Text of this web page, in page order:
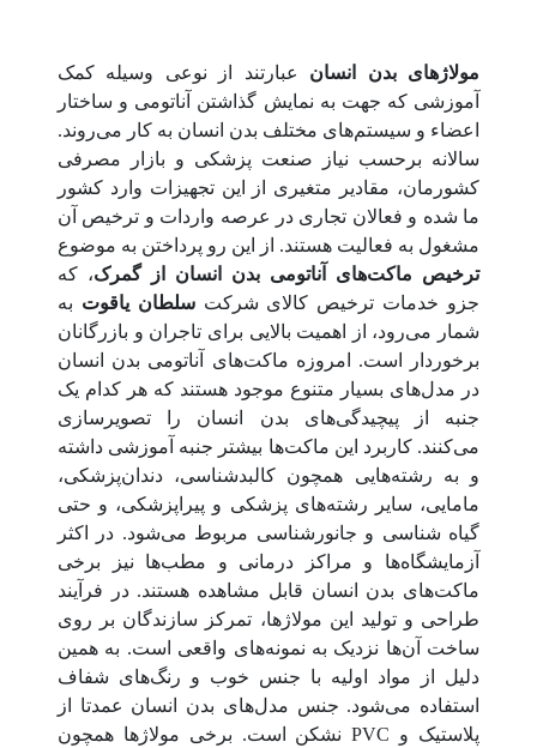
مولاژهای بدن انسان عبارتند از نوعی وسیله کمک
آموزشی که جهت به نمایش گذاشتن آناتومی و ساختار
اعضاء و سیستم‌های مختلف بدن انسان به کار می‌روند.
سالانه برحسب نیاز صنعت پزشکی و بازار مصرفی
کشورمان، مقادیر متغیری از این تجهیزات وارد کشور
ما شده و فعالان تجاری در عرصه واردات و ترخیص آن
مشغول به فعالیت هستند. از این رو پرداختن به موضوع
ترخیص ماکت‌های آناتومی بدن انسان از گمرک، که
جزو خدمات ترخیص کالای شرکتسلطان یاقوت به
شمار می‌رود، از اهمیت بالایی برای تاجران و بازرگانان
برخوردار است. امروزه ماکت‌های آناتومی بدن انسان
در مدل‌های بسیار متنوع موجود هستند که هر کدام یک
جنبه از پیچیدگی‌های بدن انسان را تصویرسازی
می‌کنند. کاربرد این ماکت‌ها بیشتر جنبه آموزشی داشته
و به رشته‌هایی همچون کالبدشناسی، دندان‌پزشکی،
مامایی، سایر رشته‌های پزشکی و پیراپزشکی، و حتی
گیاه شناسی و جانورشناسی مربوط می‌شود. در اکثر
آزمایشگاه‌ها و مراکز درمانی و مطب‌ها نیز برخی
ماکت‌های بدن انسان قابل مشاهده هستند. در فرآیند
طراحی و تولید این مولاژها، تمرکز سازندگان بر روی
ساخت آن‌ها نزدیک به نمونه‌های واقعی است. به همین
دلیل از مواد اولیه با جنس خوب و رنگ‌های شفاف
استفاده می‌شود. جنس مدل‌های بدن انسان عمدتا از
پلاستیک و PVC نشکن است. برخی مولاژها همچون